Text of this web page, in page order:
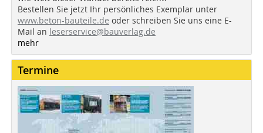
Bestellen Sie jetzt Ihr persönliches Exemplar unter
www.beton-bauteile.de oder schreiben Sie uns eine E-
Mail an leserservice@bauverlag.de
mehr
Termine